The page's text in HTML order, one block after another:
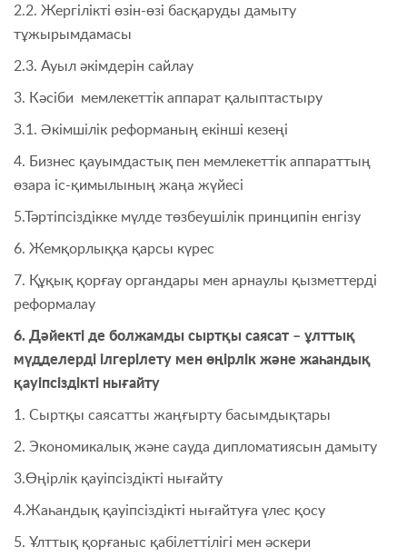
2.2. Жергілікті өзін-өзі басқаруды дамыту
тұжырымдамасы
2.3. Ауыл әкімдерін сайлау
3. Кәсіби мемлекеттік аппарат қалыптастыру
З.1. Әкімшілік реформаның екінші кезеңі
4. Бизнес қауымдастық пен мемлекеттік аппараттың
өзара іс-қимылының жаңа жүйесі
5.Тәртіпсіздікке мүлде төзбеушілік принципін енгізу
6. Жемқорлыққа қарсы күрес
7. Құқық қорғау органдары мен арнаулы қызметтерді
реформалау
6. Дәйекті де болжамды сыртқы саясат – ұлттық
мүдделерді ілгерілету мен өңірлік және жаһандық
қауіпсіздікті нығайту
1. Сыртқы саясатты жаңғырту басымдықтары
2. Экономикалық және сауда дипломатиясын дамыту
3.Өңірлік қауіпсіздікті нығайту
4.Жаһандық қауіпсіздікті нығайтуға үлес қосу
5. Ұлттық қорғаныс қабілеттілігі мен әскери